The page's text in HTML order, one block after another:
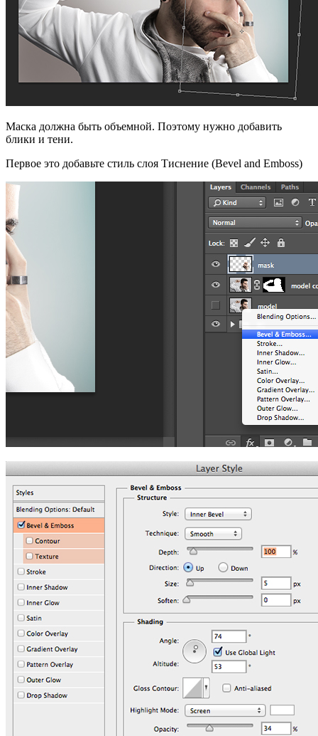
Маска должна быть объемной. Поэтому нужно добавить
блики и тени.
Первое это добавьте стиль слоя Тиснение (Bevel and Emboss)